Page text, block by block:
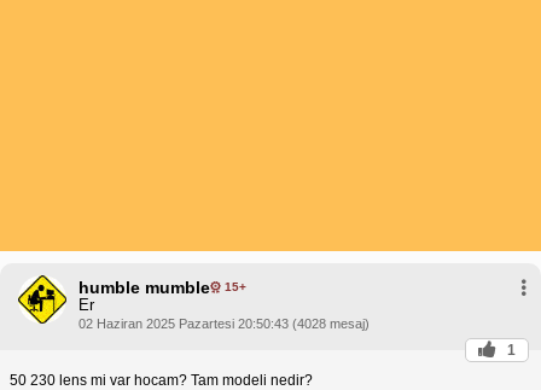
humble mumble 15+
Er
02 Haziran 2025 Pazartesi 20:50:43 (4028 mesaj)
1
50 230 lens mi var hocam? Tam modeli nedir?